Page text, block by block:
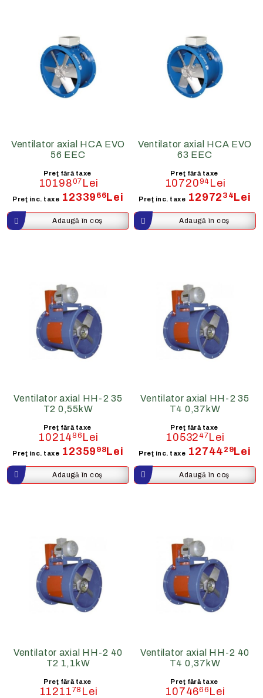
Ventilator axial HCA EVO
56 EEC
Preţ fără taxe
1019807 Lei
Preţ inc. taxe 12339 66 Lei
Ventilator axial HCA EVO
63 EEC
Preţ fără taxe
1072094 Lei
Preţ inc. taxe 12972 34 Lei
Ventilator axial HH-2 35
T2 0,55kW
Preţ fără taxe
1021486 Lei
Preţ inc. taxe 12359 98Lei
Ventilator axial HH-2 35
T4 0,37kW
Preţ fără taxe
1053247Lei
Preţ inc. taxe 12744 29Lei
Ventilator axial HH-2 40
T2 1,1kW
Preţ fără taxe
1121178 Lei
Ventilator axial HH-2 40
T4 0,37kW
Preţ fără taxe
1074666 Lei